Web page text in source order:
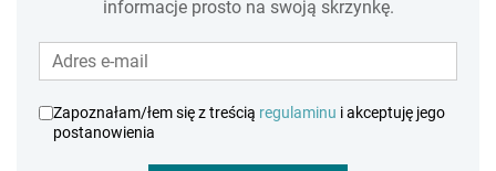
informacje prosto na swoją skrzynkę.
Zapoznałam/łem się z treścią regulaminu i akceptuję jego
postanowienia